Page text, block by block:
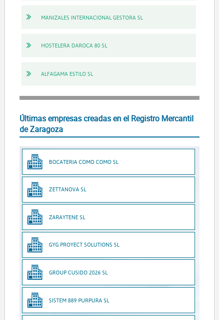
MANIZALES INTERNACIONAL GESTORA SL
HOSTELERA DAROCA 80 SL
ALFAGAMA ESTILO SL
Últimas empresas creadas en el Registro Mercantil
de Zaragoza
BOCATERIA COMO COMO SL
ZETTANOVA SL
ZARAYTENE SL
GYG PROYECT SOLUTIONS SL
GROUP CUSIDO 2026 SL
SISTEM 889 PURPURA SL